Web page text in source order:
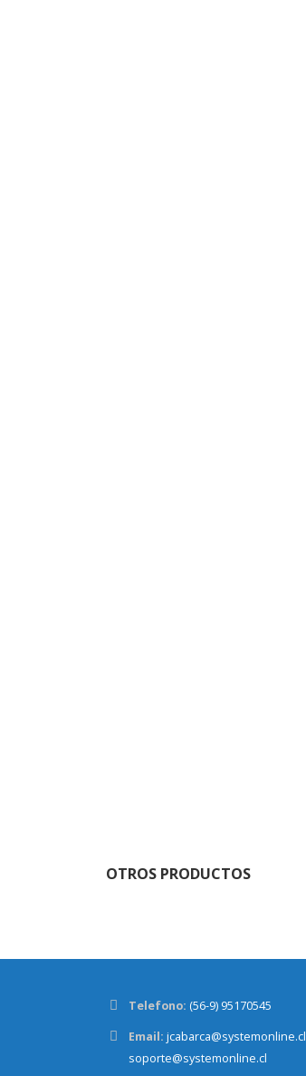
OTROS PRODUCTOS
Telefono: (56-9) 95170545
Email: jcabarca@systemonline.cl
soporte@systemonline.cl